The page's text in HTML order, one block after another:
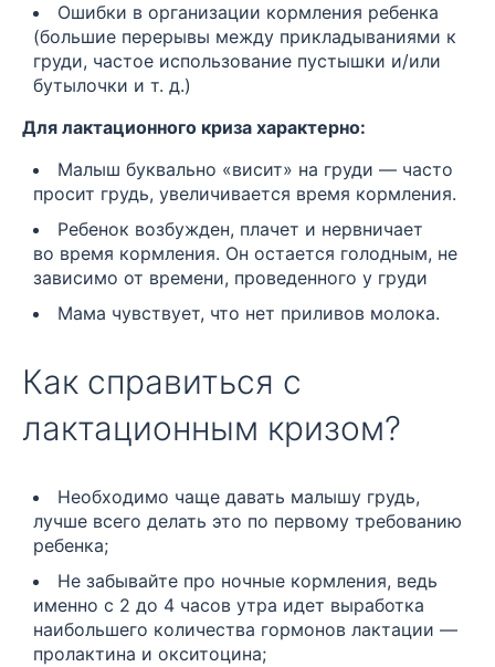
Ошибки в организации кормления ребенка
(большие перерывы между прикладываниями к
груди, частое использование пустышки и/или
бутылочки и т. д.)
Для лактационного криза характерно:
Малыш буквально «висит» на груди — часто
просит грудь, увеличивается время кормления.
Ребенок возбужден, плачет и нервничает
во время кормления. Он остается голодным, не
зависимо от времени, проведенного у груди
Мама чувствует, что нет приливов молока.
Как справиться с
лактационным кризом?
Необходимо чаще давать малышу грудь,
лучше всего делать это по первому требованию
ребенка;
Не забывайте про ночные кормления, ведь
именно с 2 до 4 часов утра идет выработка
наибольшего количества гормонов лактации —
пролактина и окситоцина;